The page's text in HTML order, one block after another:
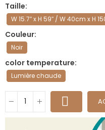
Taille
W 15.7″ x H 59″ / W 40cm x H
Couleur
Noir
color temperature
Lumière chaude